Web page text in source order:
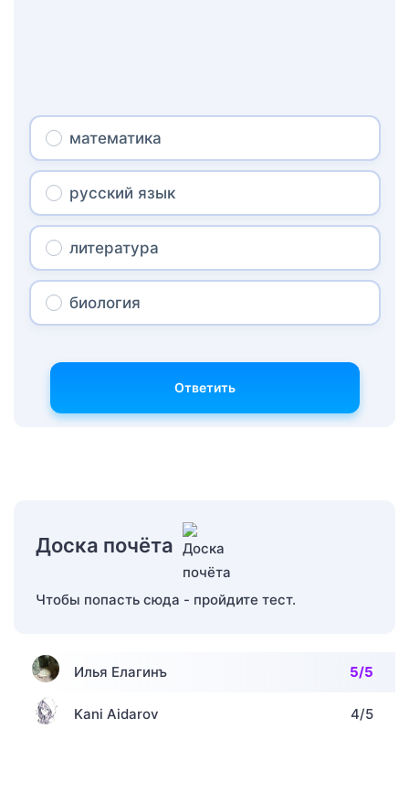
математика
русский язык
литература
биология
Ответить
Доска почёта
Чтобы попасть сюда - пройдите тест.
Илья Елагинъ 5/5
Kani Aidarov 4/5